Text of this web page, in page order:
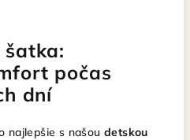
šatka:
počas
dní
najlepšie s našou detskou